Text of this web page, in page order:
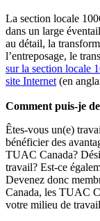
La section locale
dans un large
au détail, la
l’entreposage, le
sur la section locale
site Internet (en
Comment puis-je
Êtes-vous un(e)
bénéficier des
TUAC Canada?
travail? Est-ce
Devenez donc
Canada, les TUAC
votre milieu de travail